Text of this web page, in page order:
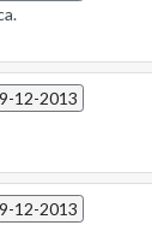
12-2013
12-2013